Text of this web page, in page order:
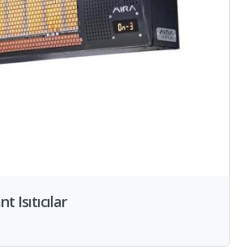
Isıtıcılar